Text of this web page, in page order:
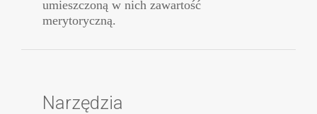
umieszczoną w nich zawartość
merytoryczną.
Narzędzia